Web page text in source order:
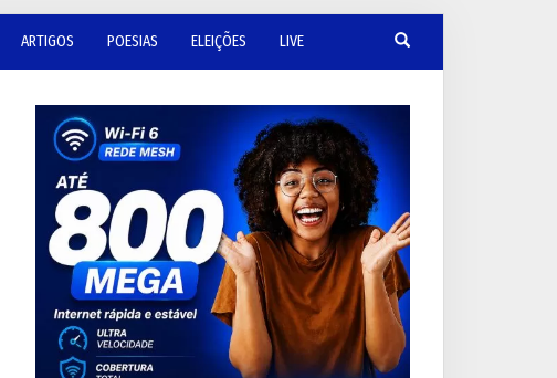
ARTIGOS POESIAS ELEIÇÕES LIVE